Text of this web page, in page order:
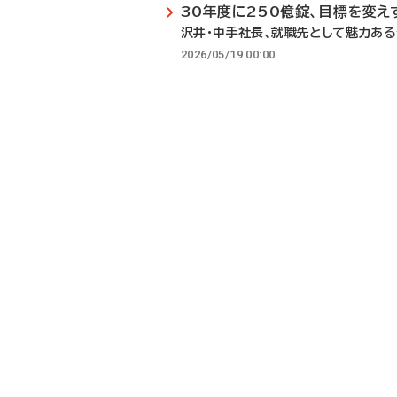
30年度に250億錠、目標を変え
沢井・中手社長、就職先として魅力あ
2026/05/19 00:00